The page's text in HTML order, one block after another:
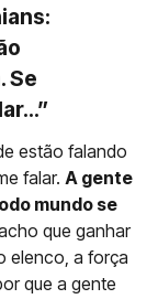
Se
estão falando
falar. A gente
mundo se
que ganhar
elenco, a força
que a gente